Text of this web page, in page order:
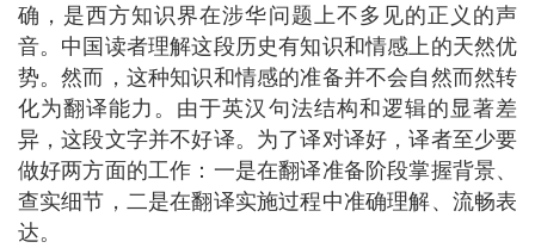
确，是西方知识界在涉华问题上不多见的正义的声
音。中国读者理解这段历史有知识和情感上的天然优
势。然而，这种知识和情感的准备并不会自然而然转
化为翻译能力。由于英汉句法结构和逻辑的显著差
异，这段文字并不好译。为了译对译好，译者至少要
做好两方面的工作：一是在翻译准备阶段掌握背景、
查实细节，二是在翻译实施过程中准确理解、流畅表
达。